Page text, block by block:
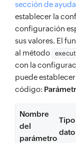
sección de ayuda
establecer la
configuración
sus valores. El
al método
con la
puede
código:
Nombre
del
parámetro
Tipo
dato